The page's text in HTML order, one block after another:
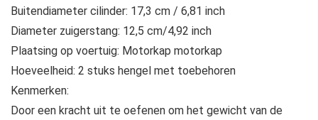
Buitendiameter cilinder: 17,3 cm / 6,81 inch
Diameter zuigerstang: 12,5 cm/4,92 inch
Plaatsing op voertuig: Motorkap motorkap
Hoeveelheid: 2 stuks hengel met toebehoren
Kenmerken:
Door een kracht uit te oefenen om het gewicht van de